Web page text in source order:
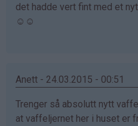
det hadde vert fint med et
☺☺
Anett - 24.03.2015 - 00:51
Trenger så absolutt nytt
at vaffeljernet her i huset er